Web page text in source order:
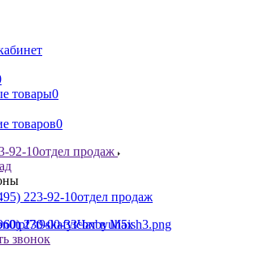
товары0
товаров0
92-10отдел продаж
223-92-10отдел продаж
230-00-33Чат в Max
звонок